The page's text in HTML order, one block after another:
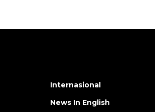
Internasional
News In English